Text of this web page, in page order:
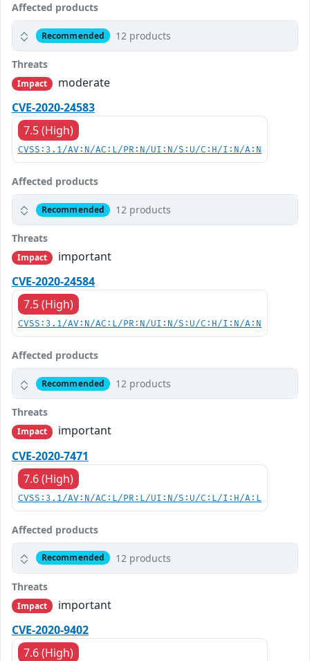
Affected products
Recommended 12 products
Threats
Impact
moderate
CVE-2020-24583
7.5 (High)
CVSS:3.1/AV:N/AC:L/PR:N/UI:N/S:U/C:H/I:N/A:N
Affected products
Recommended 12 products
Threats
Impact
important
CVE-2020-24584
7.5 (High)
CVSS:3.1/AV:N/AC:L/PR:N/UI:N/S:U/C:H/I:N/A:N
Affected products
Recommended 12 products
Threats
Impact
important
CVE-2020-7471
7.6 (High)
CVSS:3.1/AV:N/AC:L/PR:L/UI:N/S:U/C:L/I:H/A:L
Affected products
Recommended 12 products
Threats
Impact
important
CVE-2020-9402
7.6 (High)